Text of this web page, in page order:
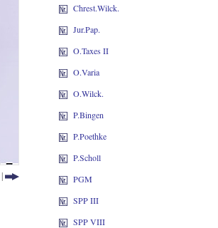
|
Chrest.Wilck.
Jur.Pap.
O.Taxes II
O.Varia
O.Wilck.
P.Bingen
P.Poethke
P.Scholl
PGM
SPP III
SPP VIII